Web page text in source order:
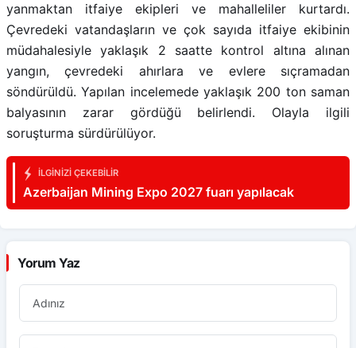
yanmaktan itfaiye ekipleri ve mahalleliler kurtardı.
Çevredeki vatandaşların ve çok sayıda itfaiye ekibinin
müdahalesiyle yaklaşık 2 saatte kontrol altına alınan
yangın, çevredeki ahırlara ve evlere sıçramadan
söndürüldü. Yapılan incelemede yaklaşık 200 ton saman
balyasının zarar gördüğü belirlendi. Olayla ilgili
soruşturma sürdürülüyor.
İLGINIZI ÇEKEBILIR
Azerbaijan Mining Expo 2027 fuarı yapılacak
Yorum Yaz